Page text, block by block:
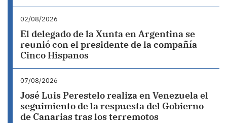
02/08/2026
El delegado de la Xunta en Argentina se
reunió con el presidente de la compañía
Cinco Hispanos
07/08/2026
José Luis Perestelo realiza en Venezuela el
seguimiento de la respuesta del Gobierno
de Canarias tras los terremotos